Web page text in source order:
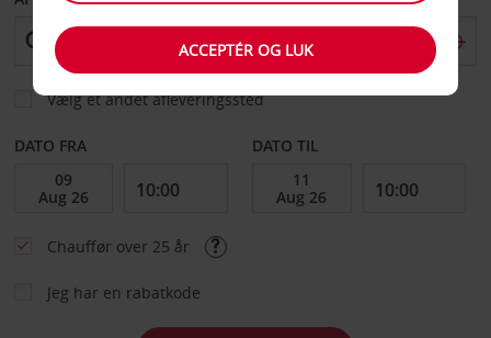
Vælg et andet afleveringssted
DATO FRA DATO TIL
Chauffør over 25 år
Jeg har en rabatkode
ACCEPTÉR OG LUK